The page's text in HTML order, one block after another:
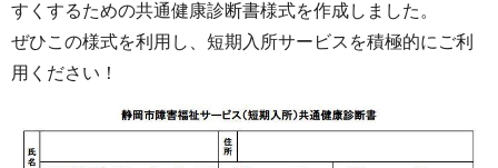
すくするための共通健康診断書様式を作成しました。
ぜひこの様式を利用し、短期入所サービスを積極的にご利
用ください！